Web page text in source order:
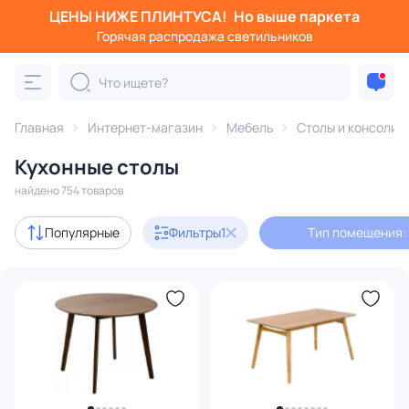
ЦЕНЫ НИЖЕ ПЛИНТУСА! Но выше паркета
Горячая распродажа светильников
Главная Интернет-магазин Мебель Столы и консоли
Кухонные столы
найдено 754 товаров
Популярные Фильтры1 Тип помещения:
Фильтры
Категория:
журнальные кухонные
Акции 32
В наличии
Доставка